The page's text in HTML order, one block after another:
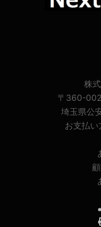
株
〒360-
埼玉県公
お支払